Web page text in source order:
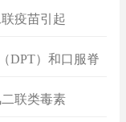
疫苗引起
DPT）和口服脊
联类毒素